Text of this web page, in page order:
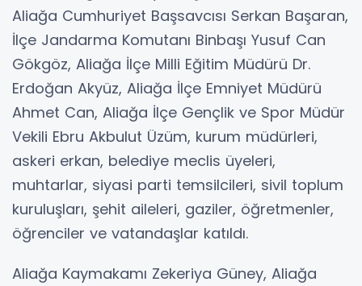
Aliağa Cumhuriyet Başsavcısı Serkan Başaran,
İlçe Jandarma Komutanı Binbaşı Yusuf Can
Gökgöz, Aliağa İlçe Milli Eğitim Müdürü Dr.
Erdoğan Akyüz, Aliağa İlçe Emniyet Müdürü
Ahmet Can, Aliağa İlçe Gençlik ve Spor Müdür
Vekili Ebru Akbulut Üzüm, kurum müdürleri,
askeri erkan, belediye meclis üyeleri,
muhtarlar, siyasi parti temsilcileri, sivil toplum
kuruluşları, şehit aileleri, gaziler, öğretmenler,
öğrenciler ve vatandaşlar katıldı.
Aliağa Kaymakamı Zekeriya Güney, Aliağa